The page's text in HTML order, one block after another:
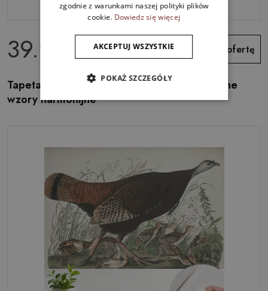
39.99 zł Zobacz ofertę
Tapeta fotograficzna flizelinowa Pióra błękitne
wzory harmonijne
zgodnie z warunkami naszej polityki plików
cookie. Dowiedz się więcej
AKCEPTUJ WSZYSTKIE
POKAŻ SZCZEGÓŁY